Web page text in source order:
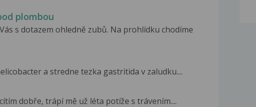
plombou
s dotazem ohledně zubů. Na prohlídku chodíme
a stredne tezka gastritida v zaludku....
dobře, trápí mě už léta potíže s trávením....